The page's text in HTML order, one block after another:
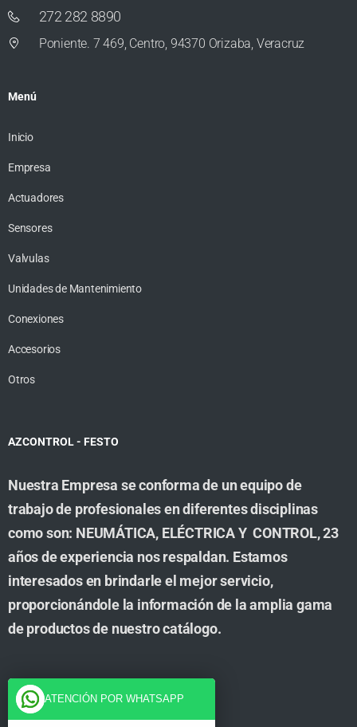
272 282 8890
Poniente. 7 469, Centro, 94370 Orizaba, Veracruz
Menú
Inicio
Empresa
Actuadores
Sensores
Valvulas
Unidades de Mantenimiento
Conexiones
Accesorios
Otros
AZCONTROL - FESTO
Nuestra Empresa se conforma de un equipo de
trabajo de profesionales en diferentes disciplinas
como son: NEUMÁTICA, ELÉCTRICA Y CONTROL, 23
años de experiencia nos respaldan. Estamos
interesados en brindarle el mejor servicio,
proporcionándole la información de la amplia gama
de productos de nuestro catálogo.
CuentaATENCIÓN POR WHATSAPP